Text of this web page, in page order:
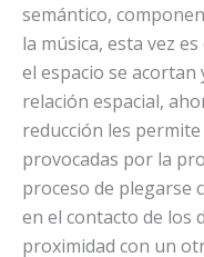
semántico,
la música, esta vez
el espacio se acortan
relación espacial,
reducción les
provocadas por la
proceso de plegarse
en el contacto de los
proximidad con un